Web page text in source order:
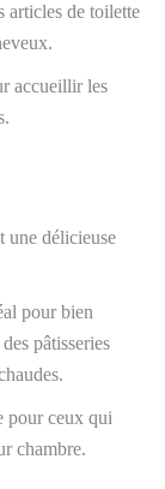
articles de toilette
accueillir les
une délicieuse
pour bien
pâtisseries
pour ceux qui
chambre.